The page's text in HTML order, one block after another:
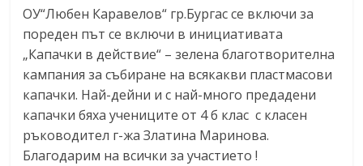
ОУ“Любен Каравелов“ гр.Бургас се включи за
пореден път се включи в инициативата
„Капачки в действие“ – зелена благотворителна
кампания за събиране на всякакви пластмасови
капачки. Най-дейни и с най-много предадени
капачки бяха учениците от 4 б клас с класен
ръководител г-жа Златина Маринова.
Благодарим на всички за участието !